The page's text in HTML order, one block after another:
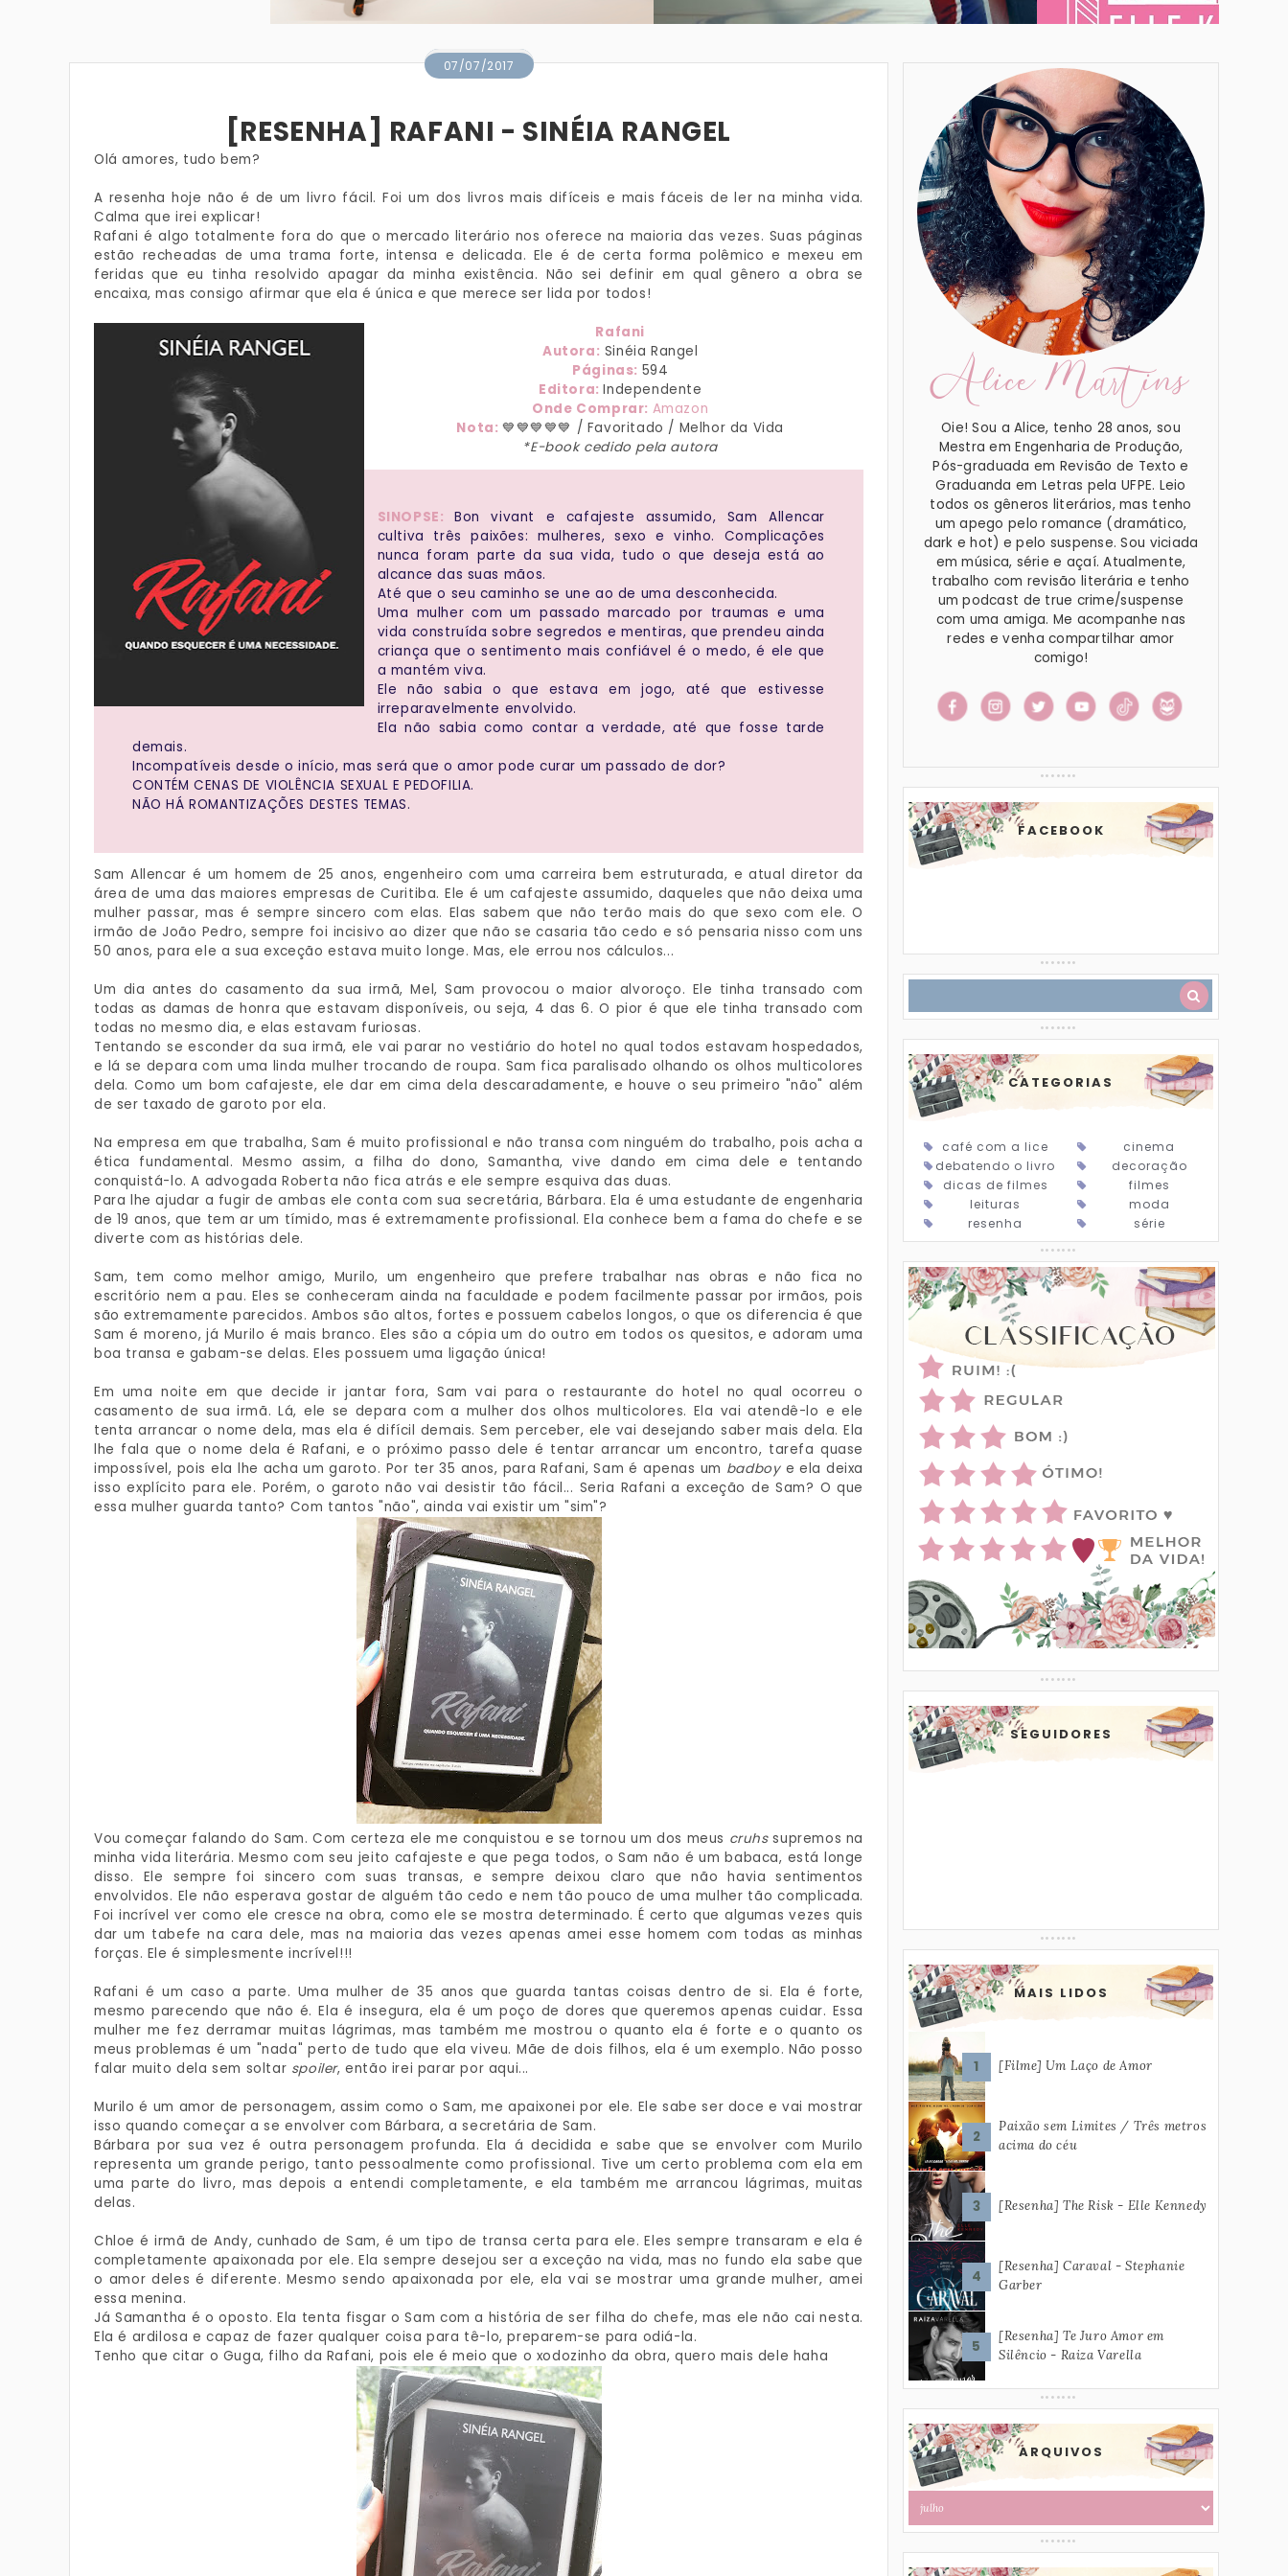
07/07/2017
[RESENHA] RAFANI - SINÉIA RANGEL
Olá amores, tudo bem?
A resenha hoje não é de um livro fácil. Foi um dos livros mais difíceis e mais fáceis de ler na minha vida.
Calma que irei explicar!
Rafani é algo totalmente fora do que o mercado literário nos oferece na maioria das vezes. Suas páginas
estão recheadas de uma trama forte, intensa e delicada. Ele é de certa forma polêmico e mexeu em
feridas que eu tinha resolvido apagar da minha existência. Não sei definir em qual gênero a obra se
encaixa, mas consigo afirmar que ela é única e que merece ser lida por todos!
Rafani
Autora: Sinéia Rangel
Páginas: 594
Editora:Independente
Onde Comprar: Amazon
Nota:💙💙💙💙💙 / Favoritado / Melhor da Vida
*E-book cedido pela autora
SINOPSE: Bon vivant e cafajeste assumido, Sam Allencar
cultiva três paixões: mulheres, sexo e vinho. Complicações
nunca foram parte da sua vida, tudo o que deseja está ao
alcance das suas mãos.
Até que o seu caminho se une ao de uma desconhecida.
Uma mulher com um passado marcado por traumas e uma
vida construída sobre segredos e mentiras, que prendeu ainda
criança que o sentimento mais confiável é o medo, é ele que
a mantém viva.
Ele não sabia o que estava em jogo, até que estivesse
irreparavelmente envolvido.
Ela não sabia como contar a verdade, até que fosse tarde
demais.
Incompatíveis desde o início, mas será que o amor pode curar um passado de dor?
CONTÉM CENAS DE VIOLÊNCIA SEXUAL E PEDOFILIA.
NÃO HÁ ROMANTIZAÇÕES DESTES TEMAS.
Sam Allencar é um homem de 25 anos, engenheiro com uma carreira bem estruturada, e atual diretor da
área de uma das maiores empresas de Curitiba. Ele é um cafajeste assumido, daqueles que não deixa uma
mulher passar, mas é sempre sincero com elas. Elas sabem que não terão mais do que sexo com ele. O
irmão de João Pedro, sempre foi incisivo ao dizer que não se casaria tão cedo e só pensaria nisso com uns
50 anos, para ele a sua exceção estava muito longe. Mas, ele errou nos cálculos...
Um dia antes do casamento da sua irmã, Mel, Sam provocou o maior alvoroço. Ele tinha transado com
todas as damas de honra que estavam disponíveis, ou seja, 4 das 6. O pior é que ele tinha transado com
todas no mesmo dia, e elas estavam furiosas.
Tentando se esconder da sua irmã, ele vai parar no vestiário do hotel no qual todos estavam hospedados,
e lá se depara com uma linda mulher trocando de roupa. Sam fica paralisado olhando os olhos multicolores
dela. Como um bom cafajeste, ele dar em cima dela descaradamente, e houve o seu primeiro "não" além
de ser taxado de garoto por ela.
Na empresa em que trabalha, Sam é muito profissional e não transa com ninguém do trabalho, pois acha a
ética fundamental. Mesmo assim, a filha do dono, Samantha, vive dando em cima dele e tentando
conquistá-lo. A advogada Roberta não fica atrás e ele sempre esquiva das duas.
Para lhe ajudar a fugir de ambas ele conta com sua secretária, Bárbara. Ela é uma estudante de engenharia
de 19 anos, que tem ar um tímido, mas é extremamente profissional. Ela conhece bem a fama do chefe e se
diverte com as histórias dele.
Sam, tem como melhor amigo, Murilo, um engenheiro que prefere trabalhar nas obras e não fica no
escritório nem a pau. Eles se conheceram ainda na faculdade e podem facilmente passar por irmãos, pois
são extremamente parecidos. Ambos são altos, fortes e possuem cabelos longos, o que os diferencia é que
Sam é moreno, já Murilo é mais branco. Eles são a cópia um do outro em todos os quesitos, e adoram uma
boa transa e gabam-se delas. Eles possuem uma ligação única!
Em uma noite em que decide ir jantar fora, Sam vai para o restaurante do hotel no qual ocorreu o
casamento de sua irmã. Lá, ele se depara com a mulher dos olhos multicolores. Ela vai atendê-lo e ele
tenta arrancar o nome dela, mas ela é difícil demais. Sem perceber, ele vai desejando saber mais dela. Ela
lhe fala que o nome dela é Rafani, e o próximo passo dele é tentar arrancar um encontro, tarefa quase
impossível, pois ela lhe acha um garoto. Por ter 35 anos, para Rafani, Sam é apenas um badboye ela deixa
isso explícito para ele. Porém, o garoto não vai desistir tão fácil... Seria Rafani a exceção de Sam? O que
essa mulher guarda tanto? Com tantos "não", ainda vai existir um "sim"?
Vou começar falando do Sam. Com certeza ele me conquistou e se tornou um dos meus cruhssupremos na
minha vida literária. Mesmo com seu jeito cafajeste e que pega todos, o Sam não é um babaca, está longe
disso. Ele sempre foi sincero com suas transas, e sempre deixou claro que não havia sentimentos
envolvidos. Ele não esperava gostar de alguém tão cedo e nem tão pouco de uma mulher tão complicada.
Foi incrível ver como ele cresce na obra, como ele se mostra determinado. É certo que algumas vezes quis
dar um tabefe na cara dele, mas na maioria das vezes apenas amei esse homem com todas as minhas
forças. Ele é simplesmente incrível!!!
Rafani é um caso a parte. Uma mulher de 35 anos que guarda tantas coisas dentro de si. Ela é forte,
mesmo parecendo que não é. Ela é insegura, ela é um poço de dores que queremos apenas cuidar. Essa
mulher me fez derramar muitas lágrimas, mas também me mostrou o quanto ela é forte e o quanto os
meus problemas é um "nada" perto de tudo que ela viveu. Mãe de dois filhos, ela é um exemplo. Não posso
falar muito dela sem soltar spoiler, então irei parar por aqui...
Murilo é um amor de personagem, assim como o Sam, me apaixonei por ele. Ele sabe ser doce e vai mostrar
isso quando começar a se envolver com Bárbara, a secretária de Sam.
Bárbara por sua vez é outra personagem profunda. Ela á decidida e sabe que se envolver com Murilo
representa um grande perigo, tanto pessoalmente como profissional. Tive um certo problema com ela em
uma parte do livro, mas depois a entendi completamente, e ela também me arrancou lágrimas, muitas
delas.
Chloe é irmã de Andy, cunhado de Sam, é um tipo de transa certa para ele. Eles sempre transaram e ela é
completamente apaixonada por ele. Ela sempre desejou ser a exceção na vida, mas no fundo ela sabe que
o amor deles é diferente. Mesmo sendo apaixonada por ele, ela vai se mostrar uma grande mulher, amei
essa menina.
Já Samantha é o oposto. Ela tenta fisgar o Sam com a história de ser filha do chefe, mas ele não cai nesta.
Ela é ardilosa e capaz de fazer qualquer coisa para tê-lo, preparem-se para odiá-la.
Tenho que citar o Guga, filho da Rafani, pois ele é meio que o xodozinho da obra, quero mais dele haha
Alice Martins
Oie! Sou a Alice, tenho 28 anos, sou
Mestra em Engenharia de Produção,
Pós-graduada em Revisão de Texto e
Graduanda em Letras pela UFPE. Leio
todos os gêneros literários, mas tenho
um apego pelo romance (dramático,
dark e hot) e pelo suspense. Sou viciada
em música, série e açaí. Atualmente,
trabalho com revisão literária e tenho
um podcast de true crime/suspense
com uma amiga. Me acompanhe nas
redes e venha compartilhar amor
comigo!
FACEBOOK
CATEGORIAS
café com a lice
cinema
debatendo o livro
decoração
dicas de filmes
filmes
leituras
moda
resenha
série
SEGUIDORES
MAIS LIDOS
[Filme] Um Laço de Amor
Paixão sem Limites / Três metros
acima do céu
[Resenha] The Risk - Elle Kennedy
[Resenha] Caraval - Stephanie
Garber
[Resenha] Te Juro Amor em
Silêncio - Raiza Varella
ARQUIVOS